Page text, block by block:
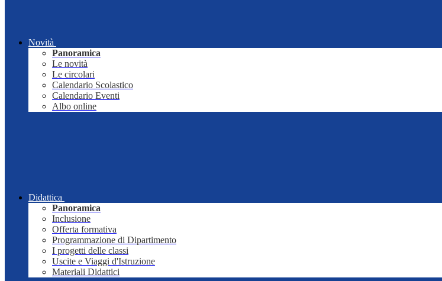
Novità
Panoramica
Le novità
Le circolari
Calendario Scolastico
Calendario Eventi
Albo online
Didattica
Panoramica
Inclusione
Offerta formativa
Programmazione di Dipartimento
I progetti delle classi
Uscite e Viaggi d'Istruzione
Materiali Didattici